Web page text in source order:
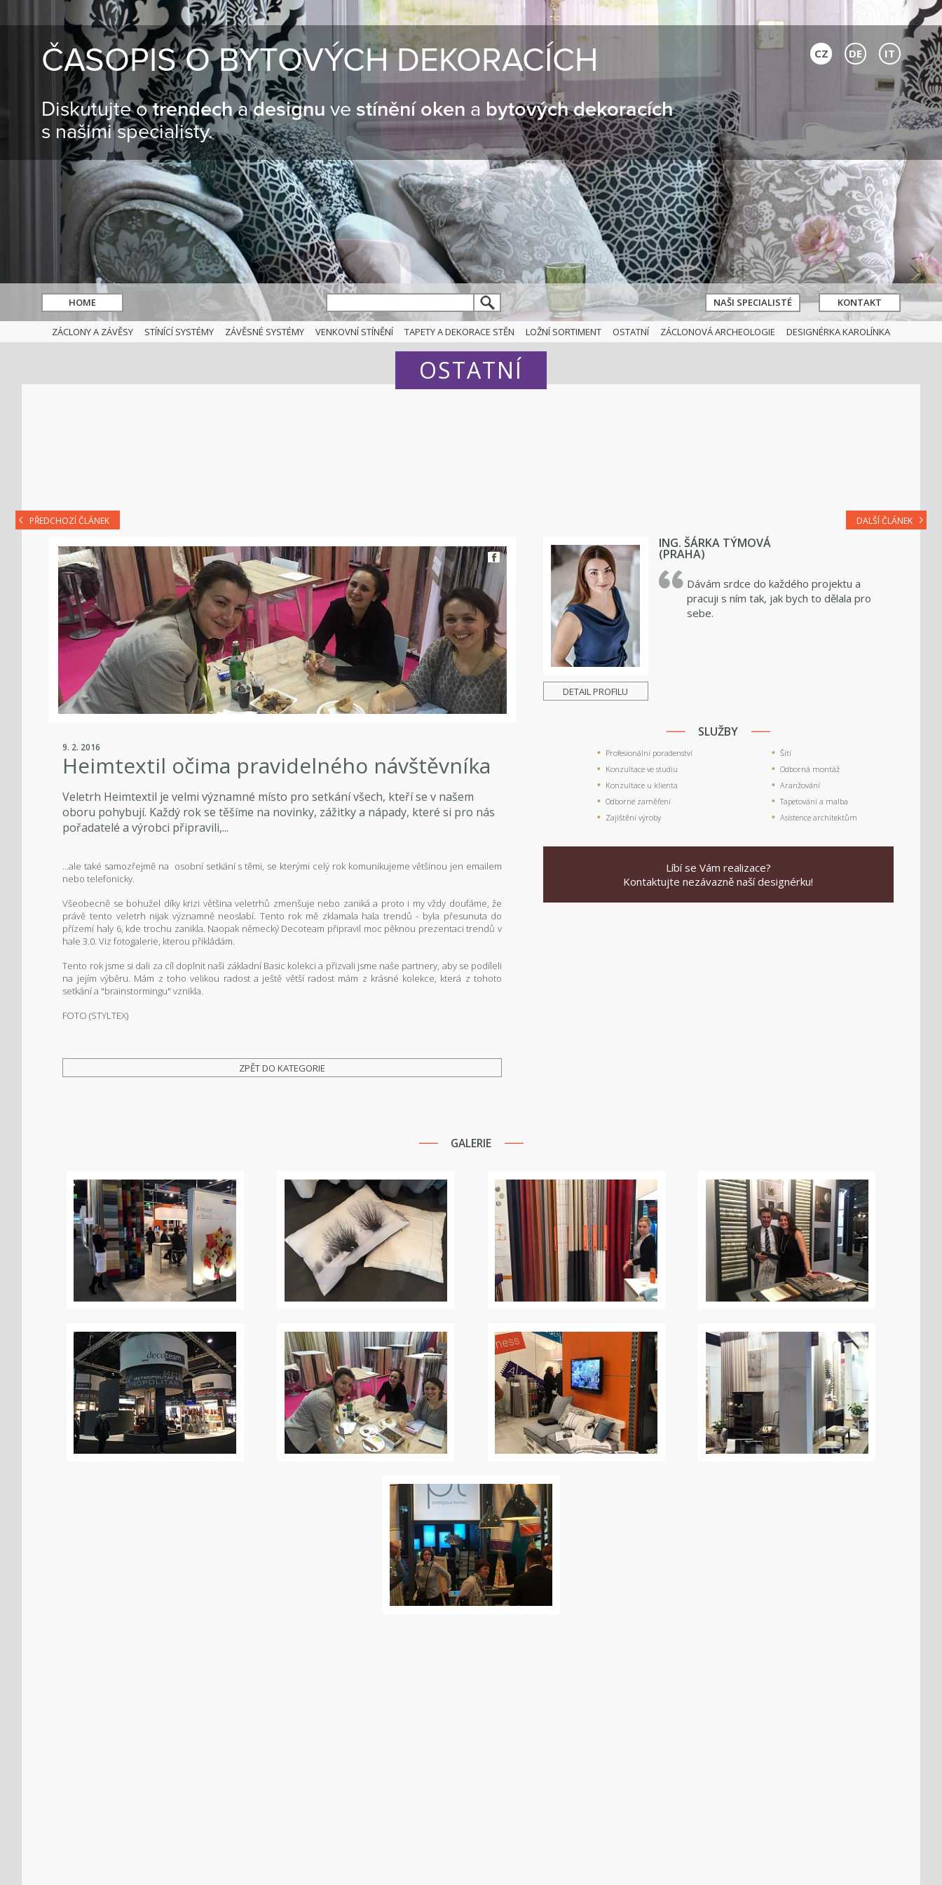
ČASOPIS O BYTOVÝCH DEKORACÍCH
Diskutujte otrendechadesignu ve stínění oken a bytových dekoracích
s našimi specialisty.
CZ DE IT
HOME NAŠI SPECIALISTÉ KONTAKT
ZÁCLONY A ZÁVĚSY STÍNÍCÍ SYSTÉMY ZÁVĚSNÉ SYSTÉMY VENKOVNÍ STÍNĚNÍ TAPETY A DEKORACE STĚN LOŽNÍ SORTIMENT OSTATNÍ ZÁCLONOVÁ ARCHEOLOGIE DESIGNÉRKA KAROLÍNKA
OSTATNÍ
PŘEDCHOZÍ ČLÁNEK DALŠÍ ČLÁNEK
9. 2. 2016
Heimtextil očima pravidelného návštěvníka
Veletrh Heimtextil je velmi významné místo pro setkání všech, kteří se v našem
oboru pohybují. Každý rok se těšíme na novinky, zážitky a nápady, které si pro nás
pořadatelé a výrobci připravili,...
...ale také samozřejmě na osobní setkání s těmi, se kterými celý rok komunikujeme většinou jen emailem
nebo telefonicky.
Všeobecně se bohužel díky krizi většina veletrhů zmenšuje nebo zaniká a proto i my vždy doufáme, že
právě tento veletrh nijak významně neoslabí. Tento rok mě zklamala hala trendů - byla přesunuta do
přízemí haly 6, kde trochu zanikla. Naopak německý Decoteam připravil moc pěknou prezentaci trendů v
hale 3.0. Viz fotogalerie, kterou přikládám.
Tento rok jsme si dali za cíl doplnit naši základní Basic kolekci a přizvali jsme naše partnery, aby se podíleli
na jejím výběru. Mám z toho velikou radost a ještě větší radost mám z krásné kolekce, která z tohoto
setkání a "brainstormingu" vznikla.
FOTO (STYLTEX)
ZPĚT DO KATEGORIE
DETAIL PROFILU
ING. ŠÁRKA TÝMOVÁ
(PRAHA)
Dávám srdce do každého projektu a
pracuji s ním tak, jak bych to dělala pro
sebe.
SLUŽBY
Profesionální poradenství
Konzultace ve studiu
Konzultace u klienta
Odborné zaměření
Zajištění výroby
Šití
Odborná montáž
Aranžování
Tapetování a malba
Asistence architektům
Líbí se Vám realizace?
Kontaktujte nezávazně naší designérku!
GALERIE